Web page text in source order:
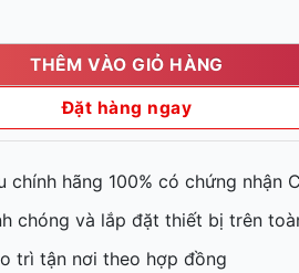
DF13-17 số lượng
THÊM VÀO GIỎ HÀNG
Đặt hàng ngay
chính hãng 100% có chứng nhận
chóng và lắp đặt thiết bị trên
trì tận nơi theo hợp đồng